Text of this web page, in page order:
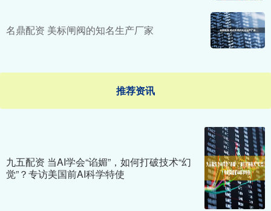
名鼎配资 美标闸阀的知名生产厂家
推荐资讯
九五配资 当AI学会“谄媚”，如何打破技术“幻
觉”？专访美国前AI科学特使